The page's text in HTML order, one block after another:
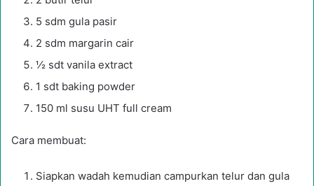
5 sdm gula pasir
2 sdm margarin cair
½ sdt vanila extract
1 sdt baking powder
150 ml susu UHT full cream
Cara membuat:
Siapkan wadah kemudian campurkan telur dan gula